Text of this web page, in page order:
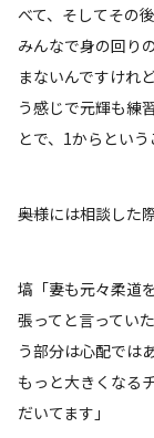
べて、そしてその
みんなで身の回り
まないんですけれ
う感じで元輝も練
とで、1からという
――奥様には相談し
塙「妻も元々柔道
張ってと言ってい
う部分は心配では
もっと大きくなる
だいてます」